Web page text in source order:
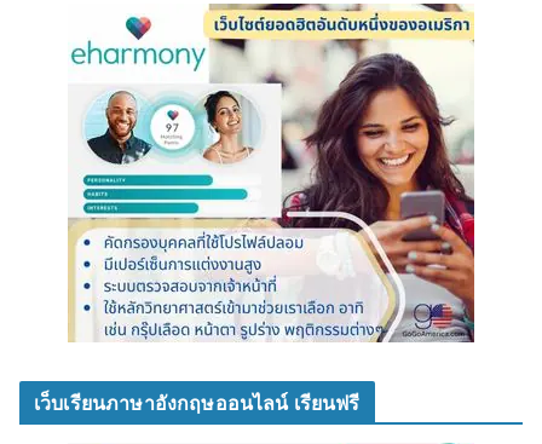
เว็บเรียนภาษาอังกฤษออนไลน์ เรียนฟรี